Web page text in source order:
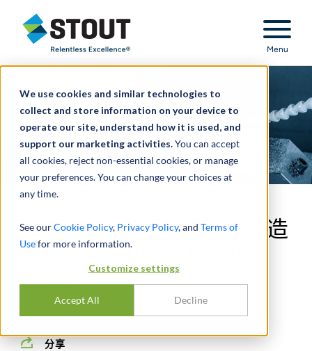
We use cookies and similar technologies to
collect and store information on your device to
operate our site, understand how it is used, and
support our marketing activities.You can accept
all cookies, reject non-essential cookies, or manage
your preferences. You can change your choices at
any time.
See ourCookie Policy, Privacy Policy, and Terms of
Usefor more information.
Customize settings
Accept All Decline
Stout Relentless Excellence
Menu
就精密塑料和金属部件制造
商的出售提供法律意见
分享